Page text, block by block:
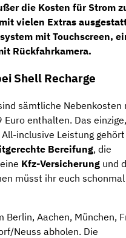
die Kosten für Strom
vielen Extras
mit Touchscreen,
Rückfahrkamera.
Shell Recharge
sämtliche Nebenkosten
enthalten. Das
inclusive Leistung
Bereifung, die
eine Kfz-Versicherung und
müsst ihr euch
Berlin, Aachen, München,
Neuss abholen. Die